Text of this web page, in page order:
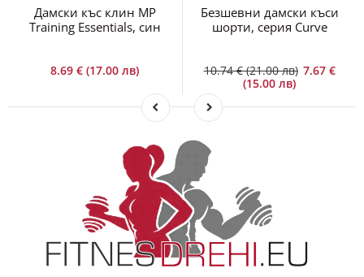
Дамски къс клин MP
Training Essentials, син
8.69 € (17.00 лв)
Безшевни дамски къси
шорти, серия Curve
10.74 € (21.00 лв) 7.67 €
(15.00 лв)